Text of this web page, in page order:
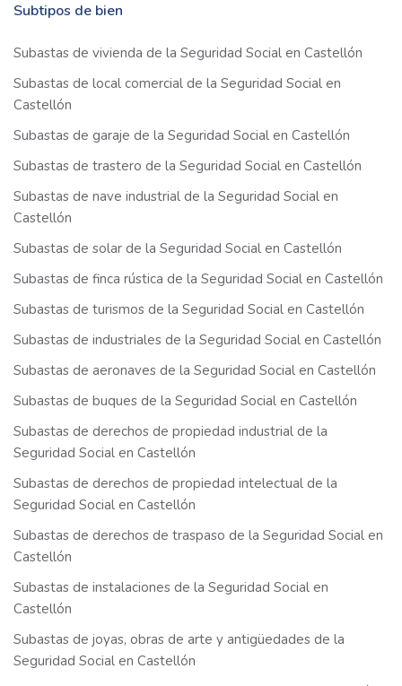
Subtipos de bien
Subastas de vivienda de la Seguridad Social en Castellón
Subastas de local comercial de la Seguridad Social en
Castellón
Subastas de garaje de la Seguridad Social en Castellón
Subastas de trastero de la Seguridad Social en Castellón
Subastas de nave industrial de la Seguridad Social en
Castellón
Subastas de solar de la Seguridad Social en Castellón
Subastas de finca rústica de la Seguridad Social en Castellón
Subastas de turismos de la Seguridad Social en Castellón
Subastas de industriales de la Seguridad Social en Castellón
Subastas de aeronaves de la Seguridad Social en Castellón
Subastas de buques de la Seguridad Social en Castellón
Subastas de derechos de propiedad industrial de la
Seguridad Social en Castellón
Subastas de derechos de propiedad intelectual de la
Seguridad Social en Castellón
Subastas de derechos de traspaso de la Seguridad Social en
Castellón
Subastas de instalaciones de la Seguridad Social en
Castellón
Subastas de joyas, obras de arte y antigüedades de la
Seguridad Social en Castellón